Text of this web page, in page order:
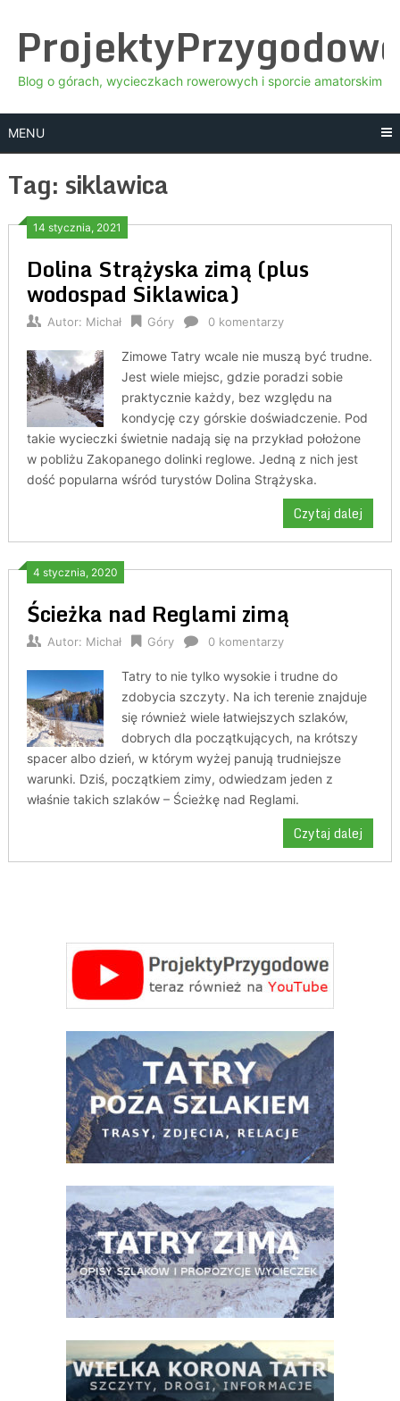
content
Blog o górach, wycieczkach rowerowych i sporcie amatorskim
MENU
Tag: siklawica
14 stycznia, 2021
Dolina Strążyska zimą (plus
wodospad Siklawica)
Autor: Michał Góry 0 komentarzy
Zimowe Tatry wcale nie muszą być trudne.
Jest wiele miejsc, gdzie poradzi sobie
praktycznie każdy, bez względu na
kondycję czy górskie doświadczenie. Pod
takie wycieczki świetnie nadają się na przykład położone
w pobliżu Zakopanego dolinki reglowe. Jedną z nich jest
dość popularna wśród turystów Dolina Strążyska.
Czytaj dalej
4 stycznia, 2020
Ścieżka nad Reglami zimą
Autor: Michał Góry 0 komentarzy
Tatry to nie tylko wysokie i trudne do
zdobycia szczyty. Na ich terenie znajduje
się również wiele łatwiejszych szlaków,
dobrych dla początkujących, na krótszy
spacer albo dzień, w którym wyżej panują trudniejsze
warunki. Dziś, początkiem zimy, odwiedzam jeden z
właśnie takich szlaków – Ścieżkę nad Reglami.
Czytaj dalej